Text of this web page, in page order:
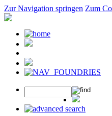
Zur Navigation springen Zum